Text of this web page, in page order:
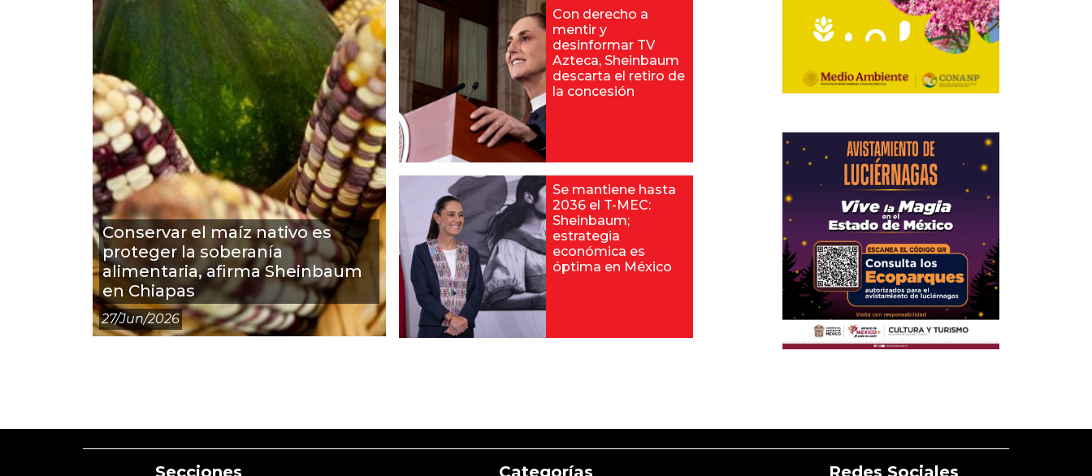
Conservar el maíz nativo es
proteger la soberanía
alimentaria, afirma Sheinbaum
en Chiapas
27/jun/2026
Con derecho a
mentir y
desinformar TV
Azteca, Sheinbaum
descarta el retiro de
la concesión
Se mantiene hasta
2036 el T-MEC:
Sheinbaum;
estrategia
económica es
óptima en México
Secciones Categorías Redes Sociales